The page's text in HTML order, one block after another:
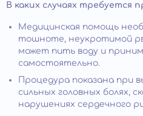
В каких случаях требуется
Медицинская помощь
тошноте, неукротимой
может пить воду и
самостоятельно.
Процедура показана при
сильных головных болях,
нарушениях сердечного